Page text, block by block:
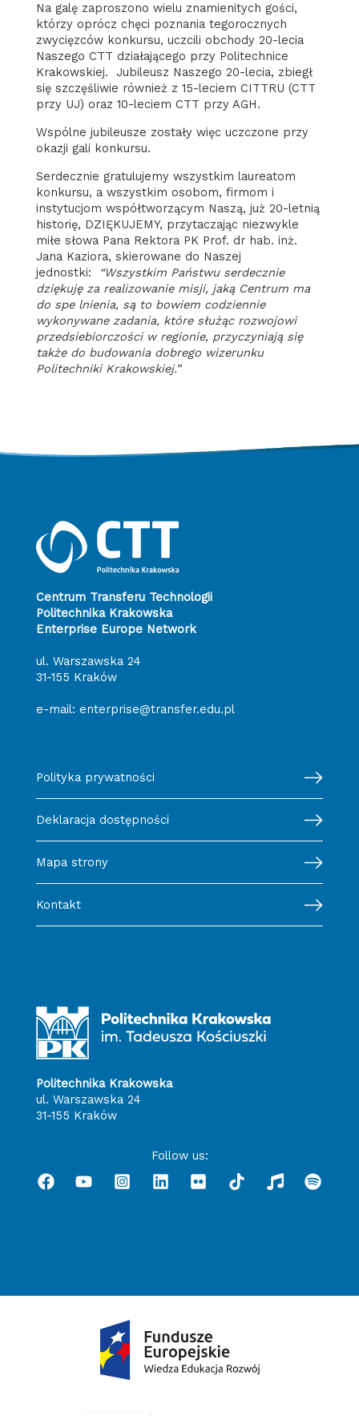
Na galę zaproszono wielu znamienitych gości,
którzy oprócz chęci poznania tegorocznych
zwycięzców konkursu, uczcili obchody 20-lecia
Naszego CTT działającego przy Politechnice
Krakowskiej. Jubileusz Naszego 20-lecia, zbiegł
się szczęśliwie również z 15-leciem CITTRU (CTT
przy UJ) oraz 10-leciem CTT przy AGH.
Wspólne jubileusze zostały więc uczczone przy
okazji gali konkursu.
Serdecznie gratulujemy wszystkim laureatom
konkursu, a wszystkim osobom, firmom i
instytucjom współtworzącym Naszą, już 20-letnią
historię, DZIĘKUJEMY, przytaczając niezwykle
miłe słowa Pana Rektora PK Prof. dr hab. inż.
Jana Kaziora, skierowane do Naszej
jednostki:
“Wszystkim Państwu serdecznie
dziękuję za realizowanie misji, jaką Centrum ma
do spe lnienia, są to bowiem codziennie
wykonywane zadania, które służąc rozwojowi
przedsiebiorczości w regionie, przyczyniają się
także do budowania dobrego wizerunku
Politechniki Krakowskiej.”
Centrum Transferu Technologii
Politechnika Krakowska
Enterprise Europe Network
ul. Warszawska 24
31-155 Kraków
e-mail: enterprise@transfer.edu.pl
Polityka prywatności
Deklaracja dostępności
Mapa strony
Kontakt
Politechnika Krakowska
ul. Warszawska 24
31-155 Kraków
Follow us: